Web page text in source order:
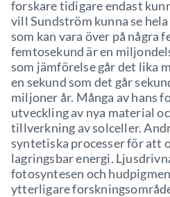
forskare tidigare endast
vill Sundström kunna se
som kan vara över på några
femtosekund är en
som jämförelse går det lika
en sekund som det går
miljoner år. Många av hans
utveckling av nya material
tillverkning av solceller.
syntetiska processer för att
lagringsbar energi.
fotosyntesen och
ytterligare